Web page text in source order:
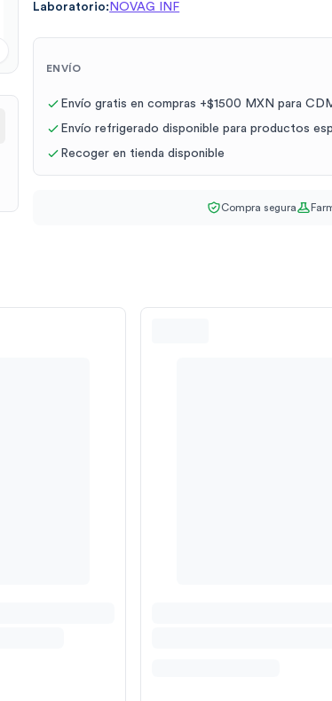
Laboratorio: NOVAG INF
ENVÍO
Envío gratis en compras +$1500 MXN para
Envío refrigerado disponible para productos
Recoger en tienda disponible
Compra segura